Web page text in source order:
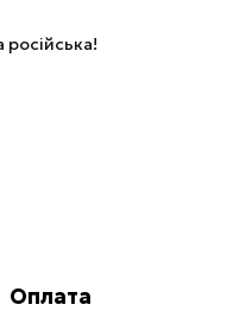
російська!
Оплата